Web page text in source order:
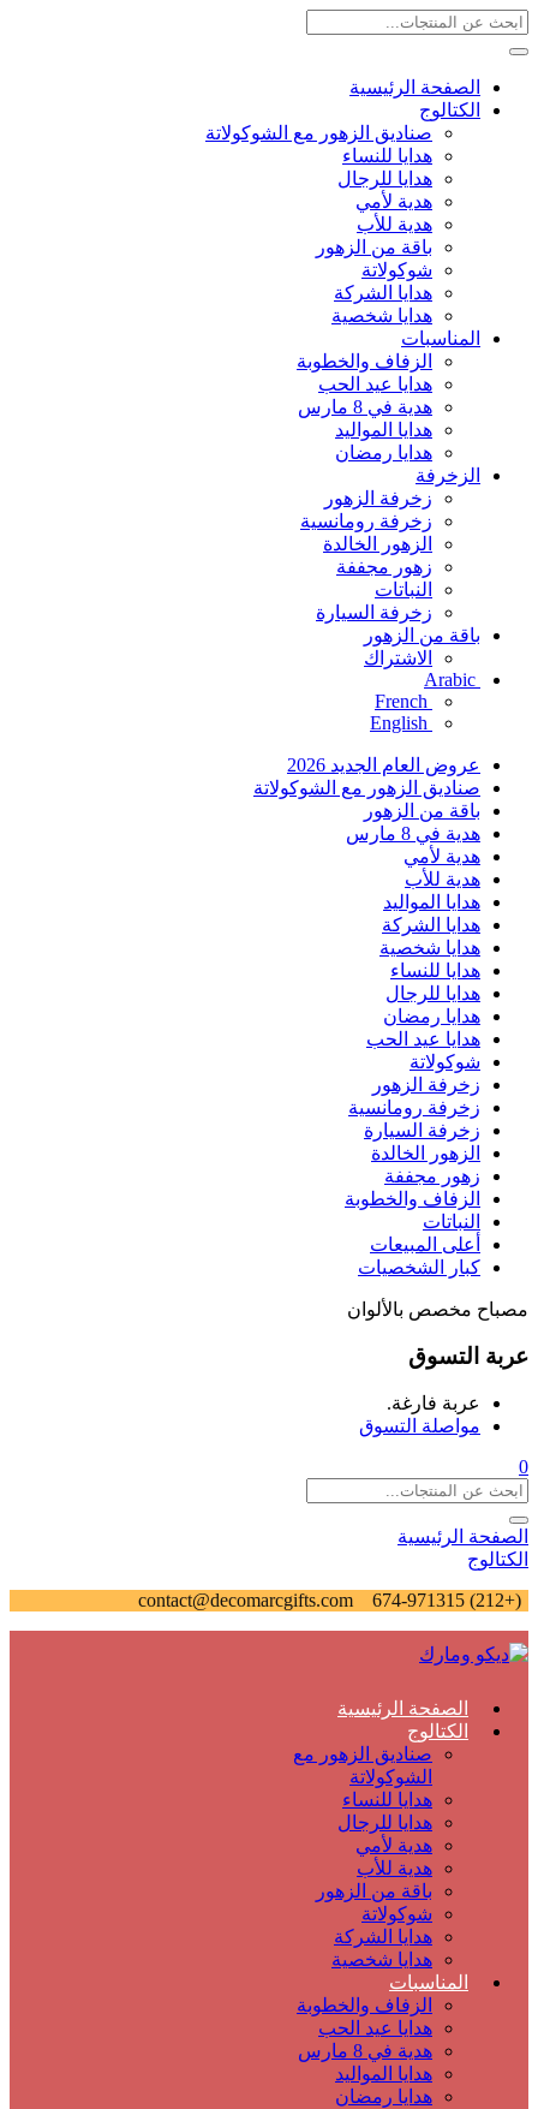
الصفحة الرئيسية
الكتالوج
صناديق الزهور مع الشوكولاتة
هدايا للنساء
هدايا للرجال
هدية لأمي
هدية للأب
باقة من الزهور
شوكولاتة
هدايا الشركة
هدايا شخصية
المناسبات
الزفاف والخطوبة
هدايا عيد الحب
هدية في 8 مارس
هدايا المواليد
هدايا رمضان
الزخرفة
زخرفة الزهور
زخرفة رومانسية
الزهور الخالدة
زهور مجففة
النباتات
زخرفة السيارة
باقة من الزهور
الاشتراك
Arabic
French
English
عروض العام الجديد 2026
صناديق الزهور مع الشوكولاتة
باقة من الزهور
هدية في 8 مارس
هدية لأمي
هدية للأب
هدايا المواليد
هدايا الشركة
هدايا شخصية
هدايا للنساء
هدايا للرجال
هدايا رمضان
هدايا عيد الحب
شوكولاتة
زخرفة الزهور
زخرفة رومانسية
زخرفة السيارة
الزهور الخالدة
زهور مجففة
الزفاف والخطوبة
النباتات
أعلى المبيعات
كبار الشخصيات
مصباح مخصص بالألوان
عربة التسوق
عربة فارغة.
مواصلة التسوق
0
الصفحة الرئيسية
الكتالوج
(+212) 674-971315
contact@decomarcgifts.com
الصفحة الرئيسية
الكتالوج
صناديق الزهور مع
الشوكولاتة
هدايا للنساء
هدايا للرجال
هدية لأمي
هدية للأب
باقة من الزهور
شوكولاتة
هدايا الشركة
هدايا شخصية
المناسبات
الزفاف والخطوبة
هدايا عيد الحب
هدية في 8 مارس
هدايا المواليد
هدايا رمضان